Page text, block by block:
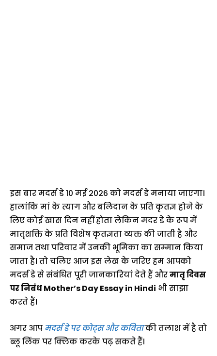
इस बार मदर्स डे 10 मई 2026 को मदर्स डे मनाया जाएगा।
हालांकि मां के त्याग और बलिदान के प्रति कृतज्ञ होने के
लिए कोई खास दिन नहीं होता लेकिन मदर डे के रूप में
मातृशक्ति के प्रति विशेष कृतज्ञता व्यक्त की जाती है और
समाज तथा परिवार में उनकी भूमिका का सम्मान किया
जाता है। तो चलिए आज इस लेख के जरिए हम आपको
मदर्स डे से संबंधित पूरी जानकारियां देते हैं औरमातृ दिवस
पर निबंध Mother’s Day Essay in Hindi भी साझा
करते हैं।
अगर आप मदर्स डे पर कोट्स और कविताकी तलाश में है तो
ब्लू लिंक पर क्लिक करके पढ़ सकते हैं।